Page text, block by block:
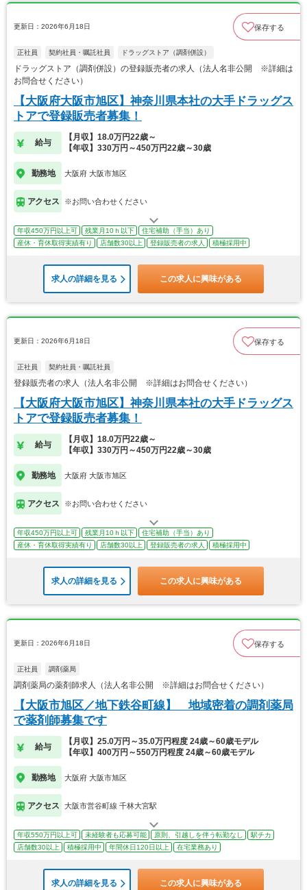
更新日：2026年6月18日 保存する
正社員 契約社員・嘱託社員 ドラッグストア（調剤併設）
ドラッグストア（調剤併設）の登録販売者の求人（法人名非公開 ※詳細は
お問合せください）
【大阪府大阪市旭区】神奈川県本社の大手ドラッグス
トアで登録販売者募集！
給与
【月収】18.0万円22歳～
【年収】330万円～450万円22歳～30歳
勤務地 大阪府 大阪市旭区
アクセス ※お問い合わせください
年収450万円以上可 残業月10ｈ以下
住宅補助（手当）あり
産休・育休取得実績有り
店舗数30以上 登録販売者の求人 積極採用中
求人の詳細を見る この求人に興味がある
更新日：2026年6月18日 保存する
正社員 契約社員・嘱託社員
登録販売者の求人（法人名非公開 ※詳細はお問合せください）
【大阪府大阪市旭区】神奈川県本社の大手ドラッグス
トアで登録販売者募集！
給与
【月収】18.0万円22歳～
【年収】330万円～450万円22歳～30歳
勤務地 大阪府 大阪市旭区
アクセス ※お問い合わせください
年収450万円以上可 残業月10ｈ以下
住宅補助（手当）あり
産休・育休取得実績有り
店舗数30以上 登録販売者の求人 積極採用中
求人の詳細を見る この求人に興味がある
更新日：2026年6月18日 保存する
正社員 調剤薬局
調剤薬局の薬剤師求人（法人名非公開 ※詳細はお問合せください）
【大阪市旭区／地下鉄谷町線】 地域密着の調剤薬局
で薬剤師募集です
給与
【月収】25.0万円～35.0万円程度 24歳～60歳モデル
【年収】400万円～550万円程度 24歳～60歳モデル
勤務地 大阪府 大阪市旭区
アクセス 大阪市営谷町線 千林大宮駅
年収550万円以上可 未経験者も応募可能 原則、引越しを伴う転勤なし
駅チカ
店舗数30以上
積極採用中 年間休日120日以上 在宅業務あり
求人の詳細を見る この求人に興味がある